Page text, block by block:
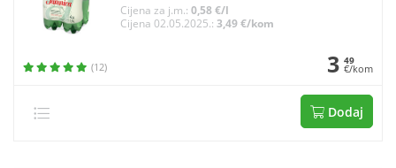
Cijena za j.m.:0,58 €/l
Cijena 02.05.2025.:3,49 €/kom
(12) 3 49
€/kom
Dodaj